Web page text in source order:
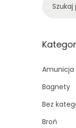
i
a
t
i
t
n
t
k
j
:
Amunicja
Bagnety
Bez
Broń